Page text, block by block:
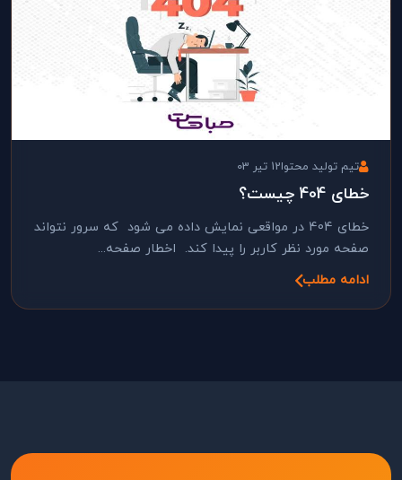
تیم تولید محتوا12 تیر 03
خطای 404 چیست؟
خطای 404 در مواقعی نمایش داده می شود که سرور نتواند
صفحه مورد نظر کاربر را پیدا کند. اخطار صفحه...
ادامه مطلب